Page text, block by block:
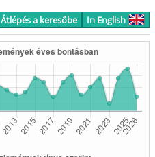
Átlépés a keresőbe In English